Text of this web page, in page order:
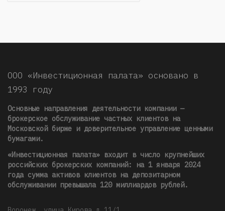
ООО «Инвестиционная палата» основано в
1993 году
Основные направления деятельности компании —
брокерское обслуживание частных клиентов на
Московской бирже и доверительное управление ценными
бумагами.
«Инвестиционная палата» входит в число крупнейших
российских брокерских компаний: на 1 января 2024
года сумма активов клиентов на депозитарном
обслуживании превышала 120 миллиардов рублей.